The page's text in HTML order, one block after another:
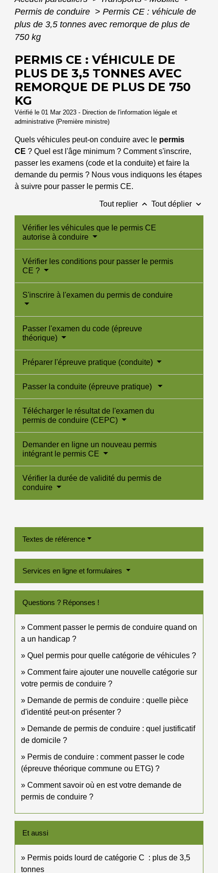
Permis de conduire > Permis CE : véhicule de
plus de 3,5 tonnes avec remorque de plus de
750 kg
PERMIS CE : VÉHICULE DE
PLUS DE 3,5 TONNES AVEC
REMORQUE DE PLUS DE 750
KG
Vérifié le 01 Mar 2023 - Direction de l'information légale et
administrative (Première ministre)
Quels véhicules peut-on conduire avec le permis
CE ? Quel est l'âge minimum ? Comment s'inscrire,
passer les examens (code et la conduite) et faire la
demande du permis ? Nous vous indiquons les étapes
à suivre pour passer le permis CE.
Tout replier keyboard_arrow_up Tout déplier keyboard_arrow_down
Vérifier les véhicules que le permis CE
autorise à conduire
Vérifier les conditions pour passer le permis
CE ?
S'inscrire à l'examen du permis de conduire
Passer l'examen du code (épreuve
théorique)
Préparer l'épreuve pratique (conduite)
Passer la conduite (épreuve pratique)
Télécharger le résultat de l'examen du
permis de conduire (CEPC)
Demander en ligne un nouveau permis
intégrant le permis CE
Vérifier la durée de validité du permis de
conduire
Textes de référence
Services en ligne et formulaires
Questions ? Réponses !
Comment passer le permis de conduire quand on
a un handicap ?
Quel permis pour quelle catégorie de véhicules ?
Comment faire ajouter une nouvelle catégorie sur
votre permis de conduire ?
Demande de permis de conduire : quelle pièce
d'identité peut-on présenter ?
Demande de permis de conduire : quel justificatif
de domicile ?
Permis de conduire : comment passer le code
(épreuve théorique commune ou ETG) ?
Comment savoir où en est votre demande de
permis de conduire ?
Et aussi
Permis poids lourd de catégorie C : plus de 3,5
tonnes